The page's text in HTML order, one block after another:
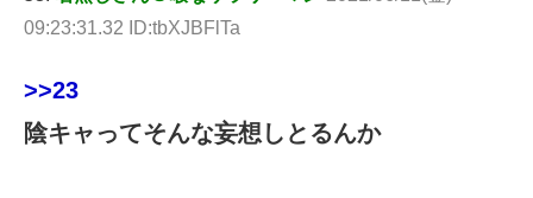
09:23:31.32 ID:tbXJBFlTa
>>23
陰キャってそんな妄想しとるんか